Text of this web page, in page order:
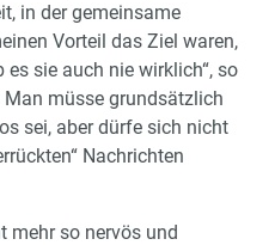
in der gemeinsame
Vorteil das Ziel waren,
sie auch nie wirklich“, so
müsse grundsätzlich
sei, aber dürfe sich nicht
Nachrichten
mehr so nervös und